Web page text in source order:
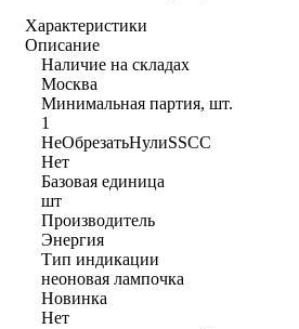
Характеристики
Описание
Наличие на складах
Москва
Минимальная партия, шт.
1
НеОбрезатьНулиSSCC
Нет
Базовая единица
шт
Производитель
Энергия
Тип индикации
неоновая лампочка
Новинка
Нет